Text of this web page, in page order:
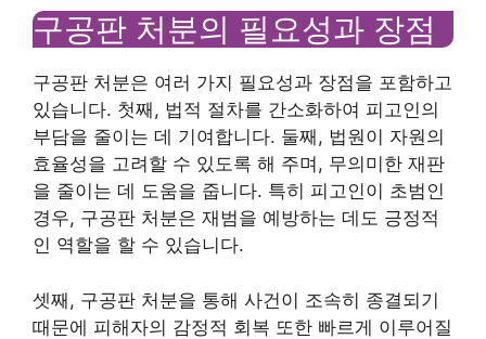
구공판 처분의 필요성과 장점
구공판 처분은 여러 가지 필요성과 장점을 포함하고
있습니다. 첫째, 법적 절차를 간소화하여 피고인의
부담을 줄이는 데 기여합니다. 둘째, 법원이 자원의
효율성을 고려할 수 있도록 해 주며, 무의미한 재판
을 줄이는 데 도움을 줍니다. 특히 피고인이 초범인
경우, 구공판 처분은 재범을 예방하는 데도 긍정적
인 역할을 할 수 있습니다.
셋째, 구공판 처분을 통해 사건이 조속히 종결되기
때문에 피해자의 감정적 회복 또한 빠르게 이루어질